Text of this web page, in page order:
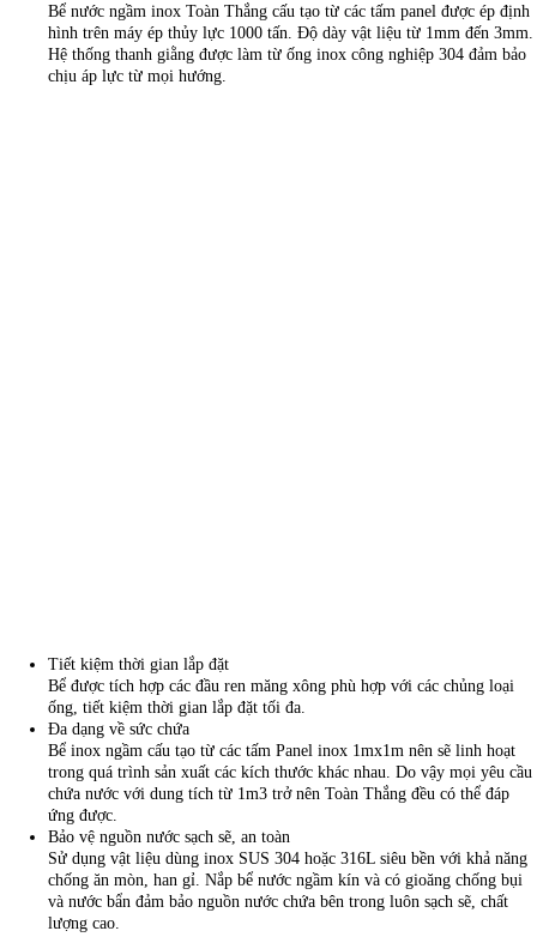
Bể nước ngầm inox Toàn Thắng cấu tạo từ các tấm panel được ép định
hình trên máy ép thủy lực 1000 tấn. Độ dày vật liệu từ 1mm đến 3mm.
Hệ thống thanh giằng được làm từ ống inox công nghiệp 304 đảm bảo
chịu áp lực từ mọi hướng.
Tiết kiệm thời gian lắp đặt
Bể được tích hợp các đầu ren măng xông phù hợp với các chủng loại
ống, tiết kiệm thời gian lắp đặt tối đa.
Đa dạng về sức chứa
Bể inox ngầm cấu tạo từ các tấm Panel inox 1mx1m nên sẽ linh hoạt
trong quá trình sản xuất các kích thước khác nhau. Do vậy mọi yêu cầu
chứa nước với dung tích từ 1m3 trở nên Toàn Thắng đều có thể đáp
ứng được.
Bảo vệ nguồn nước sạch sẽ, an toàn
Sử dụng vật liệu dùng inox SUS 304 hoặc 316L siêu bền với khả năng
chống ăn mòn, han gỉ. Nắp bể nước ngầm kín và có gioăng chống bụi
và nước bẩn đảm bảo nguồn nước chứa bên trong luôn sạch sẽ, chất
lượng cao.